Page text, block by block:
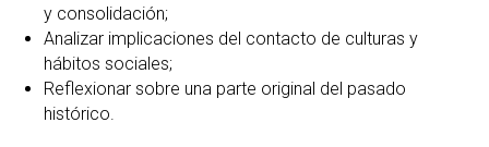
y consolidación;
Analizar implicaciones del contacto de culturas y
hábitos sociales;
Reflexionar sobre una parte original del pasado
histórico.